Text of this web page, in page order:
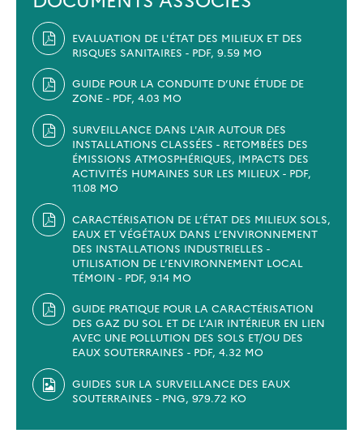
EVALUATION DE L'ÉTAT DES MILIEUX ET DES
RISQUES SANITAIRES - PDF, 9.59 MO
GUIDE POUR LA CONDUITE D’UNE ÉTUDE DE
ZONE - PDF, 4.03 MO
SURVEILLANCE DANS L'AIR AUTOUR DES
INSTALLATIONS CLASSÉES - RETOMBÉES DES
ÉMISSIONS ATMOSPHÉRIQUES, IMPACTS DES
ACTIVITÉS HUMAINES SUR LES MILIEUX - PDF,
11.08 MO
CARACTÉRISATION DE L’ÉTAT DES MILIEUX SOLS,
EAUX ET VÉGÉTAUX DANS L’ENVIRONNEMENT
DES INSTALLATIONS INDUSTRIELLES -
UTILISATION DE L’ENVIRONNEMENT LOCAL
TÉMOIN - PDF, 9.14 MO
GUIDE PRATIQUE POUR LA CARACTÉRISATION
DES GAZ DU SOL ET DE L’AIR INTÉRIEUR EN LIEN
AVEC UNE POLLUTION DES SOLS ET/OU DES
EAUX SOUTERRAINES - PDF, 4.32 MO
GUIDES SUR LA SURVEILLANCE DES EAUX
SOUTERRAINES - PNG, 979.72 KO